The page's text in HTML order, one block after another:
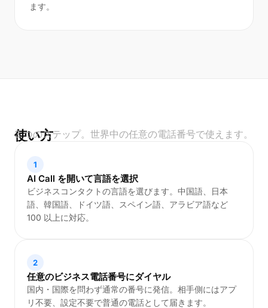
ます。
使い方
3 つのステップ。世界中の任意の電話番号で使えます。
1
AI Call を開いて言語を選択
ビジネスコンタクトの言語を選びます。中国語、日本
語、韓国語、ドイツ語、スペイン語、アラビア語など
100 以上に対応。
2
任意のビジネス電話番号にダイヤル
国内・国際を問わず通常の番号に発信。相手側にはアプ
リ不要、設定不要で普通の電話として届きます。